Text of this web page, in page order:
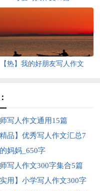
【热】我的好朋友写人作文
写人作文通用15篇
精品】优秀写人作文汇总7
妈妈_650字
写人作文300字集合5篇
实用】小学写人作文300字